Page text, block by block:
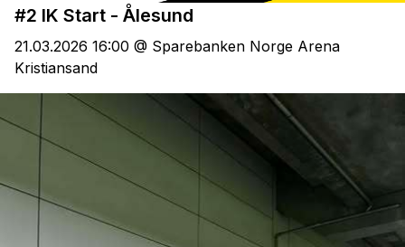
#2 IK Start - Ålesund
21.03.2026 16:00 @ Sparebanken Norge Arena
Kristiansand